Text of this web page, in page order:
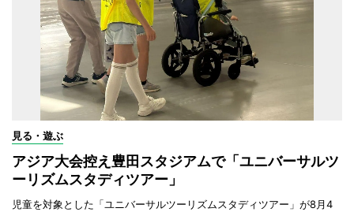
見る・遊ぶ
アジア大会控え豊田スタジアムで「ユニバーサルツ
ーリズムスタディツアー」
児童を対象とした「ユニバーサルツーリズムスタディツアー」が8月4